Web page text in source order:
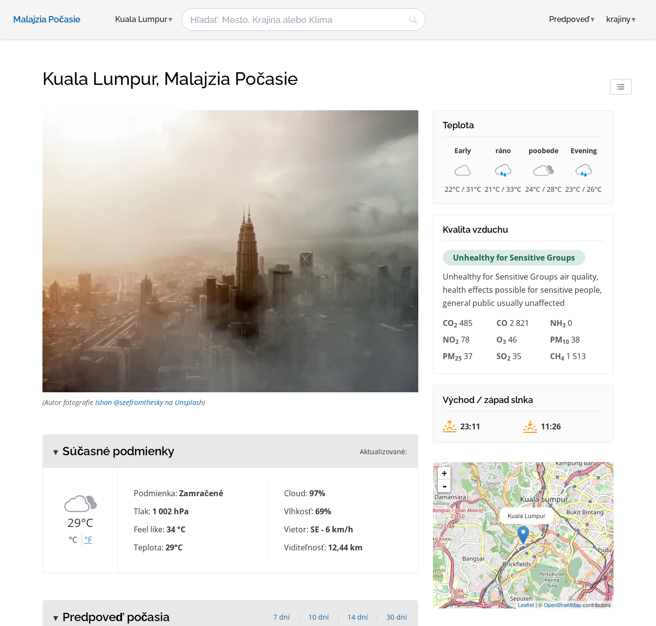
Malajzia Počasie Kuala Lumpur Predpoveď▾ krajiny▾
Kuala Lumpur, Malajzia Počasie
(Autor fotografie Ishan @seefromtheskyna Unsplash)
Súčasné podmienky Aktualizované:
29°C
°C °F
Podmienka: Zamračené
Tlak: 1 002 hPa
Feel like: 34 °C
Teplota: 29°C
Cloud: 97%
Vlhkosť: 69%
Vietor: SE - 6 km/h
Viditeľnosť: 12,44 km
Predpoveď počasia 7 dní 10 dní 14 dní 30 dní
Teplota
Early
22°C / 31°C
ráno
21°C / 33°C
poobede
24°C / 28°C
Evening
23°C / 26°C
Kvalita vzduchu
Unhealthy for Sensitive Groups
Unhealthy for Sensitive Groups air quality,
health effects possible for sensitive people,
general public usually unaffected
CO2 485 CO 2 821 NH3 0
NO2 78 O3 46 PM10 38
PM25 37 SO2 35 CH4 1 513
Východ / západ slnka
23:11 11:26
Kuala Lumpur
+
-
Leaflet | ©OpenStreetMapcontributors